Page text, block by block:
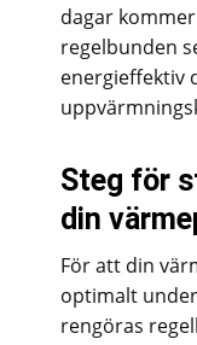
dagar
regelbunden
energieffektiv
Steg för
din
För att din
optimalt
rengöras